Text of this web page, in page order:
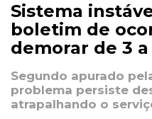
Sistema
boletim de
demorar de 3
Segundo apurado
problema persiste
atrapalhando o